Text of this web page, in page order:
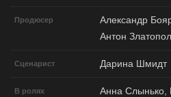
Продюсер
Александр
Антон
Сценарист Дарина Шмидт
В ролях
Анна Слынько,